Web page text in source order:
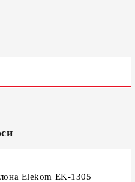
Elekom EK-1305